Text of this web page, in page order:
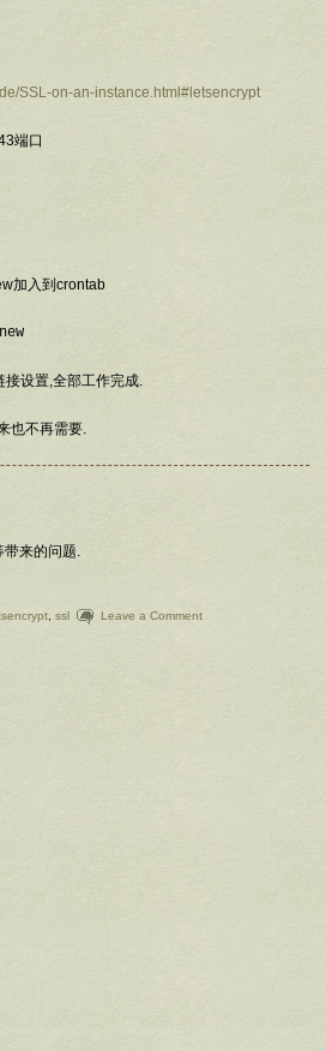
SSL-on-an-instance.html#letsencrypt
端口
加入到crontab
设置,全部工作完成.
也不再需要.
来的问题.
ssl Leave a Comment